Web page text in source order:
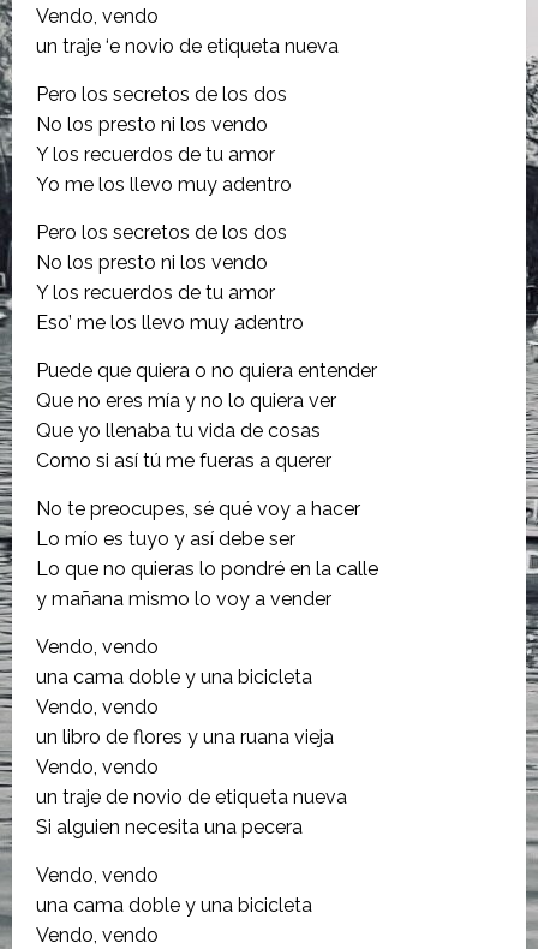
Vendo, vendo
un traje ‘e novio de etiqueta nueva
Pero los secretos de los dos
No los presto ni los vendo
Y los recuerdos de tu amor
Yo me los llevo muy adentro
Pero los secretos de los dos
No los presto ni los vendo
Y los recuerdos de tu amor
Eso’ me los llevo muy adentro
Puede que quiera o no quiera entender
Que no eres mía y no lo quiera ver
Que yo llenaba tu vida de cosas
Como si así tú me fueras a querer
No te preocupes, sé qué voy a hacer
Lo mío es tuyo y así debe ser
Lo que no quieras lo pondré en la calle
y mañana mismo lo voy a vender
Vendo, vendo
una cama doble y una bicicleta
Vendo, vendo
un libro de flores y una ruana vieja
Vendo, vendo
un traje de novio de etiqueta nueva
Si alguien necesita una pecera
Vendo, vendo
una cama doble y una bicicleta
Vendo, vendo